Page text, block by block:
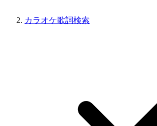
カラオケ歌詞検索